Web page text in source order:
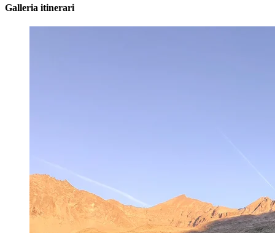
Galleria itinerari